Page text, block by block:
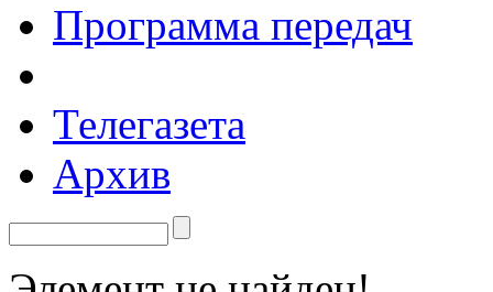
Программа передач
Телегазета
Архив